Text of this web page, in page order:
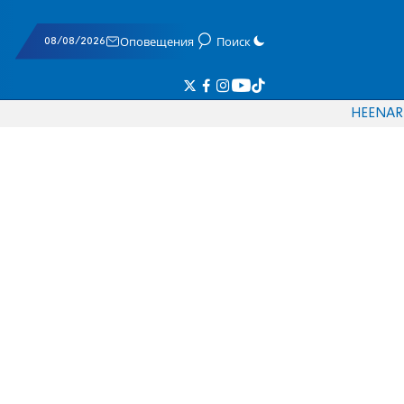
08/08/2026 Оповещения Поиск
HEENAR